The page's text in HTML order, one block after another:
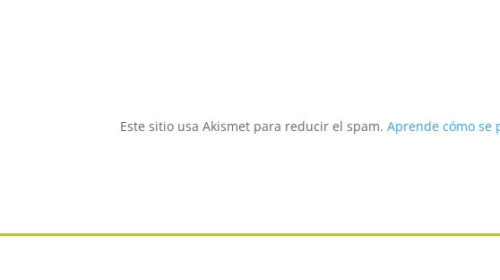
Este sitio usa Akismet para reducir el spam.Aprende cómo se